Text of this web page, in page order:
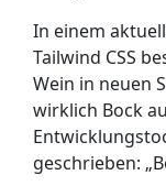
In einem
Tailwind CSS
Wein in neuen
wirklich Bock
geschrieben: